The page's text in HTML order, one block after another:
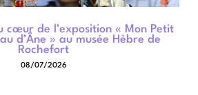
cœur de l’exposition « Mon Petit
d’Âne » au musée Hèbre de
Rochefort
08/07/2026